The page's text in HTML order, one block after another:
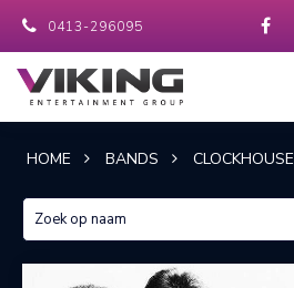
0413-296095
HOME BANDS CLOCKHOUSE